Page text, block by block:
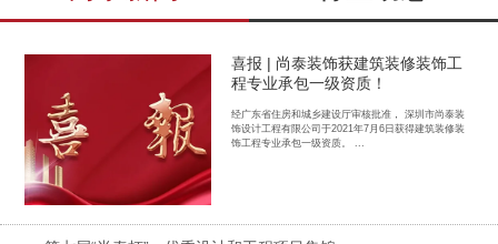
喜报 | 尚泰装饰获建筑装修装饰工
程专业承包一级资质！
经广东省住房和城乡建设厅审核批准， 深圳市尚泰装
饰设计工程有限公司于2021年7月6日获得建筑装修装
饰工程专业承包一级资质。 ...